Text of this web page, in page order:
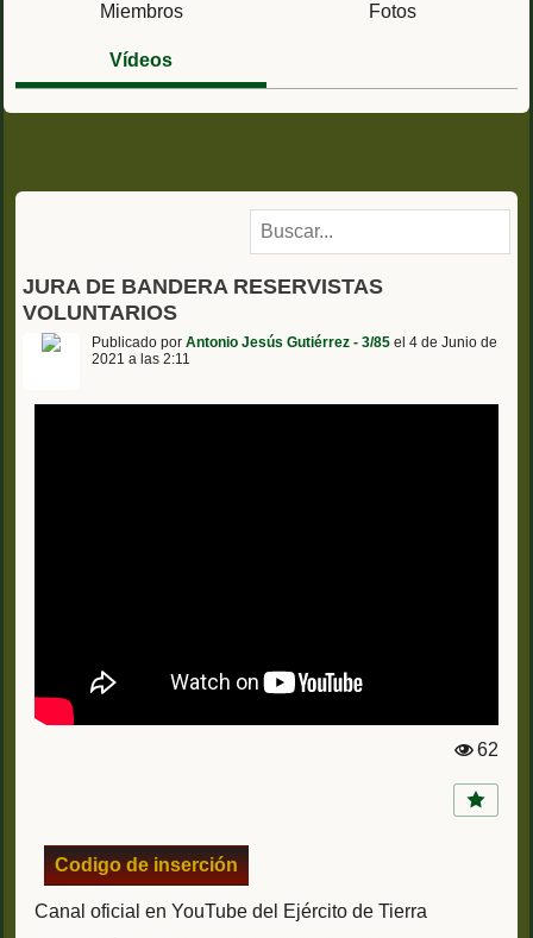
Miembros Fotos
Vídeos
JURA DE BANDERA RESERVISTAS
VOLUNTARIOS
Publicado por Antonio Jesús Gutiérrez - 3/85 el 4 de Junio de
2021 a las 2:11
st
62
Codigo de inserción
Canal oficial en YouTube del Ejército de Tierra